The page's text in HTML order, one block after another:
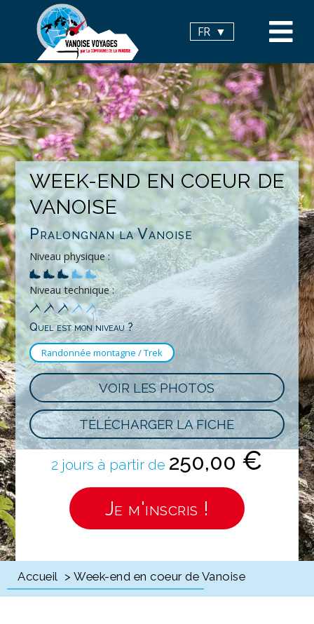
FR
WEEK-END EN COEUR DE
VANOISE
Pralongnan la Vanoise
Niveau physique :
Niveau technique :
Quel est mon niveau ?
Randonnée montagne / Trek
VOIR LES PHOTOS
TÉLÉCHARGER LA FICHE
2 jours à partir de 250,00 €
Je m'inscris !
Accueil > Week-end en coeur de Vanoise
Panneau de gestion des cookies